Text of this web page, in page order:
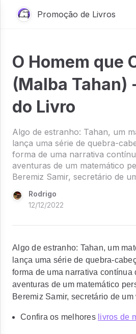
Promoção de Livros
O Homem que
(Malba Tahan)
do Livro
Algo de estranho: Tahan, um
lança uma série de quebra-
forma de uma narrativa
aventuras de um matemático
Beremiz Samir, secretário de
Rodrigo
12/12/2022
Algo de estranho: Tahan, um
lança uma série de quebra-
forma de uma narrativa contínua
aventuras de um matemático
Beremiz Samir, secretário de
Confira os melhores livros de